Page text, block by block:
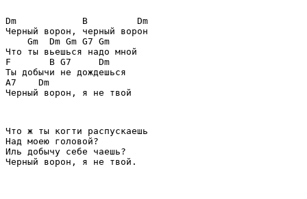
Dm            B         Dm
Черный ворон, черный ворон
    Gm  Dm Gm G7 Gm
Что ты вьешься надо мной
F       B G7     Dm
Ты добычи не дождешься
A7    Dm
Черный ворон, я не твой
Что ж ты когти распускаешь
Над моею головой?
Иль добычу себе чаешь?
Черный ворон, я не твой.